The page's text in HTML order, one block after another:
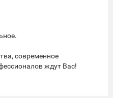
современное
ждут Вас!